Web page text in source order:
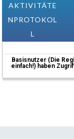
AKTIVITÄTE
NPROTOKOL
L
Basisnutzer (Die
einfach!) haben